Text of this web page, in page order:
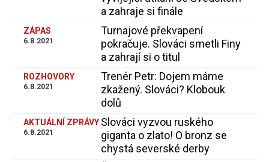
a zahraje si finále
ZÁPAS
6.8.2021
Turnajové překvapení
pokračuje. Slováci smetli Finy
a zahrají si o titul
ROZHOVORY
6.8.2021
Trenér Petr: Dojem máme
zkažený. Slováci? Klobouk
dolů
AKTUÁLNÍ ZPRÁVY
6.8.2021
Slováci vyzvou ruského
giganta o zlato! O bronz se
chystá severské derby